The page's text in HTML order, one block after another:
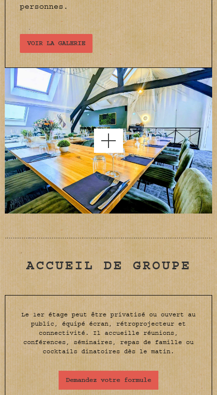
personnes.
VOIR LA GALERIE
ACCUEIL DE GROUPE
Le 1er étage peut être privatisé ou ouvert au
public, équipé écran, rétroprojecteur et
connectivité. Il accueille réunions,
conférences, séminaires, repas de famille ou
cocktails dinatoires dès le matin.
Demandez votre formule